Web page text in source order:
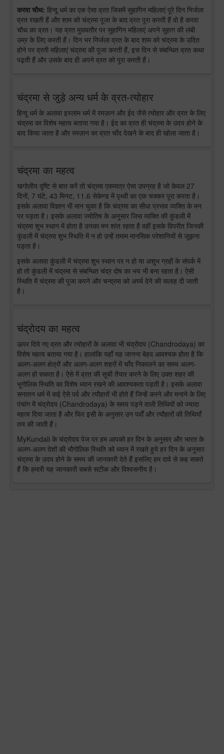
करवा चौथ: हिन्दू धर्म का एक ऐसा व्रत जिसमें सुहागिन महिलाएं पूरे दिन निर्जला
व्रत रखती हैं और शाम को चंद्रमा पूजा के बाद व्रत पूरा करती हैं वो है करवा
चौथ का व्रत। यह व्रत मुख्यतौर पर सुहागिन महिलाएं अपने सुहाग की लंबी
उम्र के लिए करती हैं। दिन भर निर्जला व्रत के बाद शाम को चंद्रमा के उदित
होने पर व्रती महिलाएं चंद्रमा की पूजा करती हैं, इस दिन से संबन्धित व्रत कथा
पढ़ती हैं और उसके बाद ही अपने व्रत को पूरा करती हैं।
चंद्रमा से जुड़े अन्य धर्म के व्रत-त्योहार
हिन्दू धर्म के अलावा इस्लाम धर्म में रमज़ान और ईद जैसे त्योहार और व्रत के लिए
चंद्रमा का विशेष महत्व बताया गया है। ईद का व्रत ही चंद्रमा के उदय होने के
बाद किया जाता है और रमज़ान का व्रत चाँद देखने के बाद ही खोला जाता है।
चंद्रमा का महत्व
खगोलीय दृष्टि से बात करें तो चंद्रमा एकमात्र ऐसा उपग्रह है जो केवल 27
दिनों, 7 घंटे, 43 मिनट, 11.6 सेकेण्ड में पृथ्वी का एक चक्कर पूरा करता है।
इसके अलावा विज्ञान भी मान चुका है कि चंद्रमा का सीधा प्रभाव व्यक्ति के मन
पर पड़ता है। इसके अलावा ज्योतिष के अनुसार जिस व्यक्ति की कुंडली में
चंद्रमा शुभ स्थान में होता है उनका मन शांत रहता है वहीं इसके विपरीत जिनकी
कुंडली में चंद्रमा शुभ स्थिति में न हो उन्हें तमाम मानसिक परेशानियों से जूझना
पड़ता है।
इसके अलावा कुंडली में चंद्रमा शुभ स्थान पर न हो या अशुभ ग्रहों के संपर्क में
हो तो कुंडली में चंद्रमा से संबन्धित चंद्र दोष का भय भी बना रहता है। ऐसी
स्थिति में चंद्रमा की पूजा करने और चन्द्रमा को अर्घ्य देने की सलाह दी जाती
है।
चंद्रोदय का महत्व
ऊपर दिये गए व्रत और त्योहारों के अलावा भी चंद्रोदय (Chandrodaya) का
विशेष महत्व बताया गया है। हालांकि यहाँ यह जानना बेहद आवश्यक होता है कि
अलग-अलग क्षेत्रों और अलग-अलग शहरों में चाँद निकालने का समय अलग-
अलग हो सकता है। ऐसे में व्रत की सूची तैयार करने के लिए उक्त शहर की
भूगोलिक स्थिति का विशेष ध्यान रखने की आवश्यकता पड़ती है। इसके अलावा
सनातन धर्म में कई ऐसे पर्व और त्यौहारों भी होते हैं जिन्हें करने और मनाने के लिए
पंचांग में चंद्रोदय (Chandrodaya) के समय पड़ने वाली तिथियों को ज्यादा
महत्व दिया जाता है और फिर इसी के अनुसार उन पर्वों और त्यौहारों की तिथियाँ
तय की जाती हैं।
MyKundali के चंद्रोदय पेज पर हम आपको हर दिन के अनुसार और भारत के
अलग-अलग देशों की भौगोलिक स्थिति को ध्यान में रखते हुये हर दिन के अनुसार
चंद्रमा के उदय होने के समय की जानकारी देते हैं इसलिए हम दावे से कह सकते
हैं कि हमारी यह जानकारी सबसे सटीक और विश्वसनीय है।